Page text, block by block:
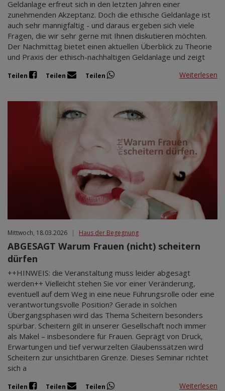
Geldanlage erfreut sich in den letzten Jahren einer
zunehmenden Akzeptanz. Doch die ethische Geldanlage ist
auch sehr mannigfaltig - und daraus ergeben sich viele
Fragen, die wir sehr gerne mit Ihnen diskutieren möchten.
Der Nachmittag bietet einen aktuellen Überblick zu Theorie
und Praxis der ethisch-nachhaltigen Geldanlage und zeigt
Teilen Teilen Teilen Weiterlesen
Mittwoch, 18.03.2026 | Haus der Begegnung
ABGESAGT Warum Frauen (nicht) scheitern
dürfen
++HINWEIS: die Veranstaltung muss leider abgesagt
werden++ Vielleicht stehen Sie vor einer Veränderung,
eventuell auf dem Weg in eine neue Führungsrolle oder eine
verantwortungsvolle Position? Gerade in solchen
Übergangsphasen wird das Thema Scheitern besonders
spürbar. Scheitern gilt in unserer Gesellschaft noch immer
als Makel – insbesondere für Frauen. Geprägt von Druck,
Erwartungen und tief verwurzelten Glaubenssätzen wird
Scheitern zur unsichtbaren Grenze. Dieses Seminar richtet
sich a
Teilen Teilen Teilen Weiterlesen